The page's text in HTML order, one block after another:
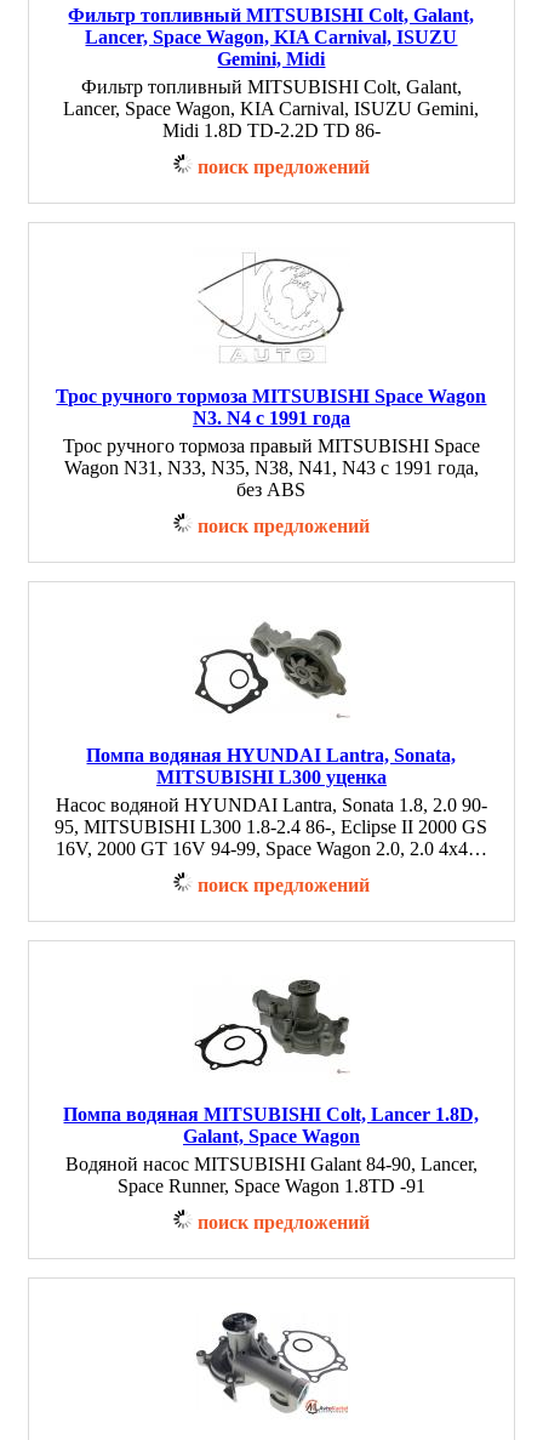
Фильтр топливный MITSUBISHI Colt, Galant,
Lancer, Space Wagon, KIA Carnival, ISUZU
Gemini, Midi
Фильтр топливный MITSUBISHI Colt, Galant,
Lancer, Space Wagon, KIA Carnival, ISUZU Gemini,
Midi 1.8D TD-2.2D TD 86-
поиск предложений
Трос ручного тормоза MITSUBISHI Space Wagon
N3. N4 с 1991 года
Трос ручного тормоза правый MITSUBISHI Space
Wagon N31, N33, N35, N38, N41, N43 с 1991 года,
без ABS
поиск предложений
Помпа водяная HYUNDAI Lantra, Sonata,
MITSUBISHI L300 уценка
Насос водяной HYUNDAI Lantra, Sonata 1.8, 2.0 90-
95, MITSUBISHI L300 1.8-2.4 86-, Eclipse II 2000 GS
16V, 2000 GT 16V 94-99, Space Wagon 2.0, 2.0 4x4…
поиск предложений
Помпа водяная MITSUBISHI Colt, Lancer 1.8D,
Galant, Space Wagon
Водяной насос MITSUBISHI Galant 84-90, Lancer,
Space Runner, Space Wagon 1.8TD -91
поиск предложений